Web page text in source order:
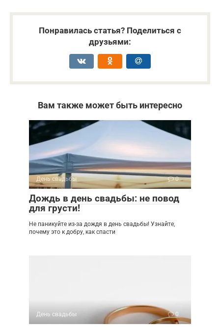
Понравилась статья? Поделиться с
друзьями:
Вам также может быть интересно
День свадьбы 0
Дождь в день свадьбы: не повод
для грусти!
Не паникуйте из-за дождя в день свадьбы! Узнайте,
почему это к добру, как спасти
День свадьбы 0